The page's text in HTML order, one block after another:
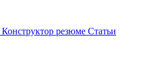
Конструктор резюме Статьи